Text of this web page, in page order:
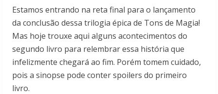
Estamos entrando na reta final para o lançamento
da conclusão dessa trilogia épica de Tons de Magia!
Mas hoje trouxe aqui alguns acontecimentos do
segundo livro para relembrar essa história que
infelizmente chegará ao fim. Porém tomem cuidado,
pois a sinopse pode conter spoilers do primeiro
livro.